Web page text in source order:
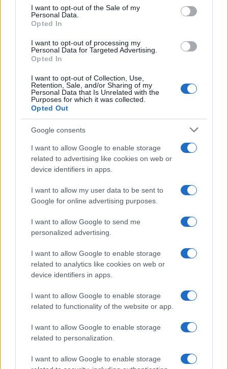
services and may gather and store information including but
not limited to your visit or usage behaviour. You may click to
grant or deny consent to Google and its third-party tags to
consent section.
I want to opt-out of the Sale of my
Personal Data.
Opted In
I want to opt-out of processing my
Personal Data for Targeted Advertising.
Opted In
I want to opt-out of Collection, Use,
Retention, Sale, and/or Sharing of my
Personal Data that Is Unrelated with the
Purposes for which it was collected.
Opted Out
Google consents
I want to allow Google to enable storage
related to advertising like cookies on web or
device identifiers in apps.
I want to allow my user data to be sent to
Google for online advertising purposes.
I want to allow Google to send me
personalized advertising.
I want to allow Google to enable storage
related to analytics like cookies on web or
device identifiers in apps.
I want to allow Google to enable storage
related to functionality of the website or app.
I want to allow Google to enable storage
related to personalization.
I want to allow Google to enable storage